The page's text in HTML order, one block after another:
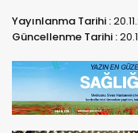
Yayınlanma Tarihi :
Güncellenme Tarihi :